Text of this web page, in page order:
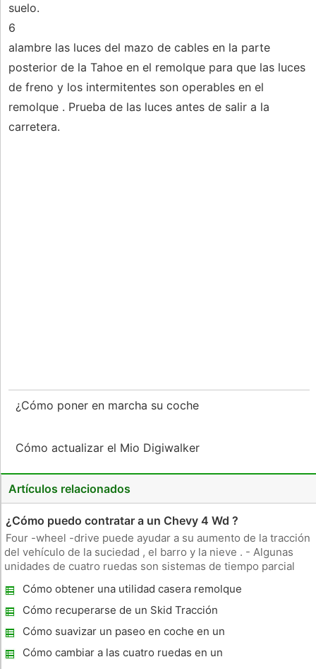
suelo.
6
alambre las luces del mazo de cables en la parte
posterior de la Tahoe en el remolque para que las luces
de freno y los intermitentes son operables en el
remolque . Prueba de las luces antes de salir a la
carretera.
¿Cómo poner en marcha su coche
Cómo actualizar el Mio Digiwalker
Artículos relacionados
¿Cómo puedo contratar a un Chevy 4 Wd ?
Four -wheel -drive puede ayudar a su aumento de la tracción
del vehículo de la suciedad , el barro y la nieve . - Algunas
unidades de cuatro ruedas son sistemas de tiempo parcial
que otros son sistemas de tiempo completo sin haber
asegurado hu
Cómo obtener una utilidad casera remolque
pesado en Ohio
Cómo recuperarse de un Skid Tracción
delantera
Cómo suavizar un paseo en coche en un
Jeep
Cómo cambiar a las cuatro ruedas en un